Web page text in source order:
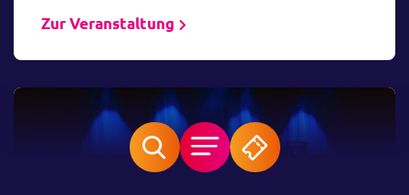
Zur Veranstaltung